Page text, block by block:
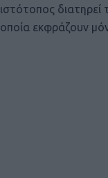
ιστότοπος
οποία εκφράζουν